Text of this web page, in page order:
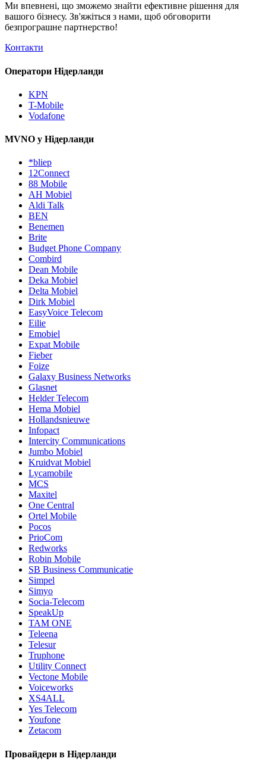
Ми впевнені, що зможемо знайти ефективне рішення для
вашого бізнесу. Зв'яжіться з нами, щоб обговорити
безпрограшне партнерство!
Контакти
Оператори Нідерланди
KPN
T-Mobile
Vodafone
MVNO у Нідерланди
*bliep
12Connect
88 Mobile
AH Mobiel
Aldi Talk
BEN
Benemen
Brite
Budget Phone Company
Combird
Dean Mobile
Deka Mobiel
Delta Mobiel
Dirk Mobiel
EasyVoice Telecom
Eilie
Emobiel
Expat Mobile
Fieber
Foize
Galaxy Business Networks
Glasnet
Helder Telecom
Hema Mobiel
Hollandsnieuwe
Infopact
Intercity Communications
Jumbo Mobiel
Kruidvat Mobiel
Lycamobile
MCS
Maxitel
One Central
Ortel Mobile
Pocos
PrioCom
Redworks
Robin Mobile
SB Business Communicatie
Simpel
Simyo
Socia-Telecom
SpeakUp
TAM ONE
Teleena
Telesur
Truphone
Utility Connect
Vectone Mobile
Voiceworks
XS4ALL
Yes Telecom
Youfone
Zetacom
Провайдери в Нідерланди